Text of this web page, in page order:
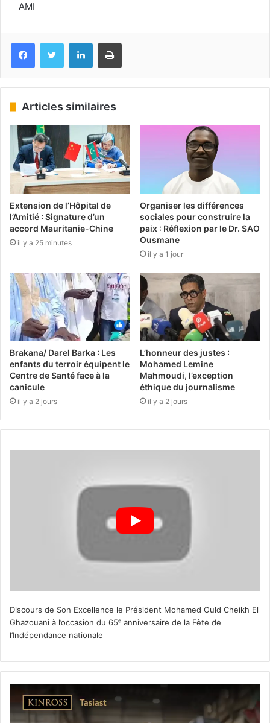
AMI
FacebookTwitter LinkedinImprimer
Articles similaires
Extension de l’Hôpital de
l’Amitié : Signature d’un
accord Mauritanie-Chine
il y a 25 minutes
Organiser les différences
sociales pour construire la
paix : Réflexion par le Dr. SAO
Ousmane
il y a 1 jour
Brakana/ Darel Barka : Les
enfants du terroir équipent le
Centre de Santé face à la
canicule
il y a 2 jours
L’honneur des justes :
Mohamed Lemine
Mahmoudi, l’exception
éthique du journalisme
il y a 2 jours
Discours de Son Excellence le Président Mohamed Ould Cheikh El
Ghazouani à l’occasion du 65ᵉ anniversaire de la Fête de
l’Indépendance nationale